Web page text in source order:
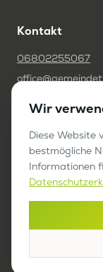
Kontakt
06802255067
FAQ
IMPRESSUM
DATENSCHUTZ
Wir
Diese Website
bestmögliche
Informationen